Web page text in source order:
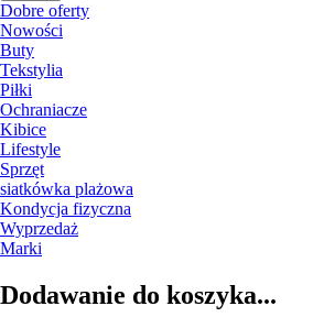
Dobre oferty
Nowości
Buty
Tekstylia
Piłki
Ochraniacze
Kibice
Lifestyle
Sprzęt
siatkówka plażowa
Kondycja fizyczna
Wyprzedaż
Marki
Dodawanie do koszyka...